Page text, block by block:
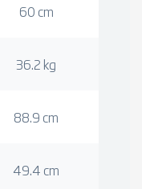
60 cm
36.2 kg
88.9 cm
49.4 cm